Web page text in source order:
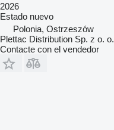
2026
Estado nuevo
Polonia, Ostrzeszów
Plettac Distribution Sp. z o. o.
Contacte con el vendedor